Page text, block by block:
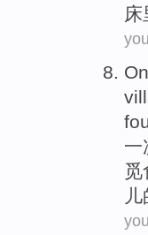
床
On
一
觅
儿